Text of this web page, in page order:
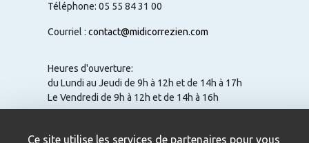
Téléphone: 05 55 84 31 00
Courriel : contact@midicorrezien.com
Heures d'ouverture:
du Lundi au Jeudi de 9h à 12h et de 14h à 17h
Le Vendredi de 9h à 12h et de 14h à 16h
Ce site utilise les services de partenaires pour vous